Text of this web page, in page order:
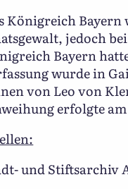
Königreich
jedoch
Bayern
wurde in
von Leo von
erfolgte am
und Stiftsarchiv